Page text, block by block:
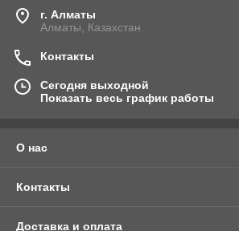
г. Алматы
Алматы, Казахстан
Контакты
Сегодня выходной
Показать весь график работы
О нас
Контакты
Доставка и оплата